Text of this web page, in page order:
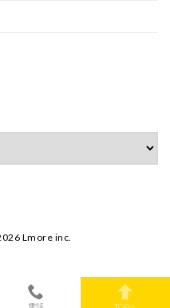
Lmore inc.